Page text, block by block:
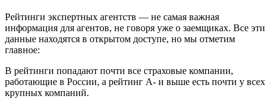
Рейтинги экспертных агентств — не самая важная
информация для агентов, не говоря уже о заемщиках. Все эти
данные находятся в открытом доступе, но мы отметим
главное:
В рейтинги попадают почти все страховые компании,
работающие в России, а рейтинг А- и выше есть почти у всех
крупных компаний.